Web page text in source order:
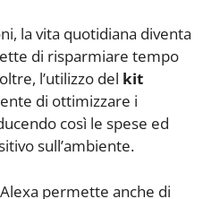
la vita quotidiana diventa
di risparmiare tempo
l’utilizzo del kit
di ottimizzare i
così le spese ed
sull’ambiente.
permette anche di